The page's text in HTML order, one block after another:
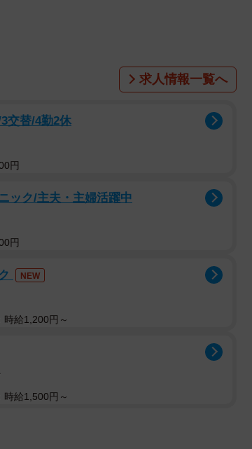
た。
入院が必要です」と告げられました。いつ
なり、父はその瞬間、自宅で"無人運転"状
滞在だったため、真紀さんの入院が決まった
した。「姉がいない家で、父をひとりにする
さんの心は引き裂かれそうでした。
3日間”といわれます。災害時の「72時間の
期間が約3日間（72時間）とされていること
の記録を振り返ってみましょう。
求人情報一覧へ
交替/4勤2休
円
ック/主夫・主婦活躍中
円
NEW
時給1,200円～
時給1,500円～